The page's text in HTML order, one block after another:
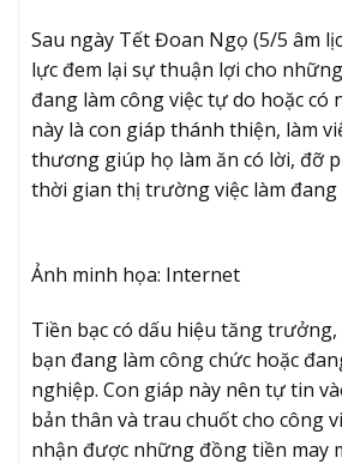
Sau ngày Tết Đoan Ngọ (5/5 âm
lực đem lại sự thuận lợi cho
đang làm công việc tự do hoặc có
này là con giáp thánh thiện, làm
thương giúp họ làm ăn có lời, đỡ
thời gian thị trường việc làm đang
Ảnh minh họa: Internet
Tiền bạc có dấu hiệu tăng
bạn đang làm công chức hoặc
nghiệp. Con giáp này nên tự tin
bản thân và trau chuốt cho công
nhận được những đồng tiền may